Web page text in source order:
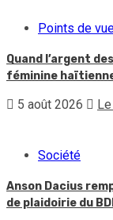
Points de
Quand l’argent
féminine
5 août 2026
Société
Anson Dacius
de plaidoirie du